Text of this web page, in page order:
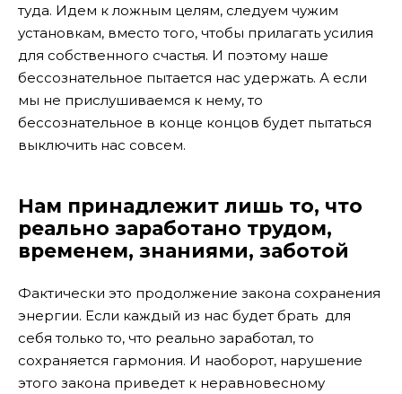
туда. Идем к ложным целям, следуем чужим
установкам, вместо того, чтобы прилагать усилия
для собственного счастья. И поэтому наше
бессознательное пытается нас удержать. А если
мы не прислушиваемся к нему, то
бессознательное в конце концов будет пытаться
выключить нас совсем.
Нам принадлежит лишь то, что
реально заработано трудом,
временем, знаниями, заботой
Фактически это продолжение закона сохранения
энергии. Если каждый из нас будет брать для
себя только то, что реально заработал, то
сохраняется гармония. И наоборот, нарушение
этого закона приведет к неравновесному